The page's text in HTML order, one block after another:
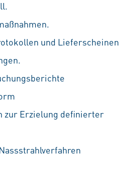
und Lieferscheinen
zur Erzielung definierter